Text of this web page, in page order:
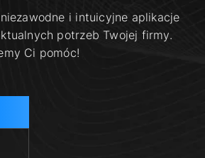
i intuicyjne aplikacje
potrzeb Twojej firmy.
Ci pomóc!